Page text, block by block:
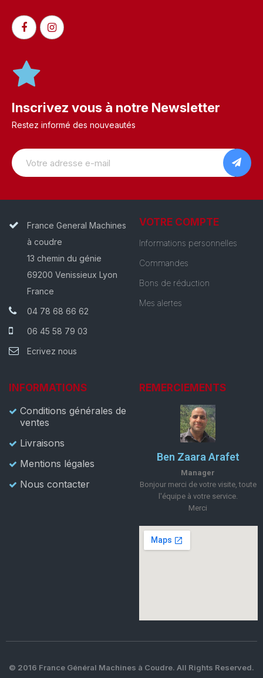
Inscrivez vous à notre Newsletter
Restez informé des nouveautés
France General Machines
à coudre
13 chemin du génie
69200 Venissieux Lyon
France
04 78 68 66 62
06 45 58 79 03
Ecrivez nous
VOTRE COMPTE
Informations personnelles
Commandes
Bons de réduction
Mes alertes
INFORMATIONS
Conditions générales de
ventes
Livraisons
Mentions légales
Nous contacter
REMERCIEMENTS
Ben Zaara Arafet
Manager
Bonjour merci de votre visite, toute
l'équipe à votre service.
Merci
© 2016 France Général Machines à Coudre. All Rights Reserved.